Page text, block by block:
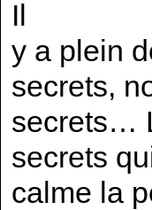
Il
y a plein
secrets,
secrets…
secrets
calme la